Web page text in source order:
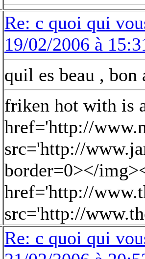
Re: c quoi qui
19/02/2006 à
quil es beau ,
friken hot with is
href='http://
src='http://
border=0></
href='http://
src='http://
Re: c quoi qui